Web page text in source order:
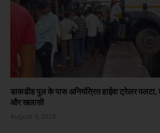
डाकडीह पुल के पास अनियंत्रित हाईवा ट्रेलर
और खलासी
August 8, 2026